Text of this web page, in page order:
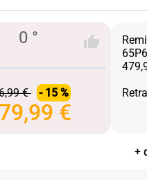
0 °
€ - 15 %
€
+